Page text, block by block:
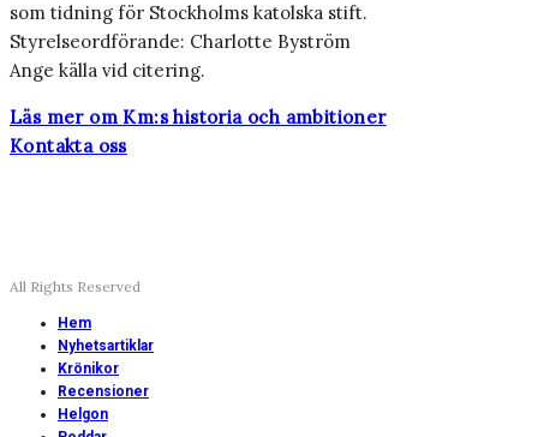
som tidning för Stockholms katolska stift.
Styrelseordförande: Charlotte Byström
Ange källa vid citering.
Läs mer om Km:s historia och ambitioner
Kontakta oss
All Rights Reserved
Hem
Nyhetsartiklar
Krönikor
Recensioner
Helgon